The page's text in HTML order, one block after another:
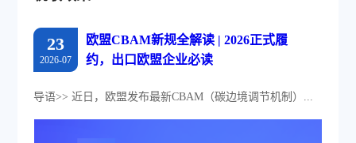
23
2026-07
欧盟CBAM新规全解读 | 2026正式履
约，出口欧盟企业必读
导语>> 近日，欧盟发布最新CBAM（碳边境调节机制）...